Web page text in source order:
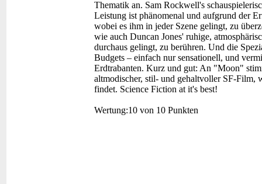
Thematik an. Sam Rockwell's
Leistung ist phänomenal und aufgrund der
wobei es ihm in jeder Szene gelingt, zu
wie auch Duncan Jones' ruhige,
durchaus gelingt, zu berühren. Und die
Budgets – einfach nur sensationell, und
Erdtrabanten. Kurz und gut: An "Moon"
altmodischer, stil- und gehaltvoller SF-Film,
findet. Science Fiction at it's best!
Wertung:10 von 10 Punkten